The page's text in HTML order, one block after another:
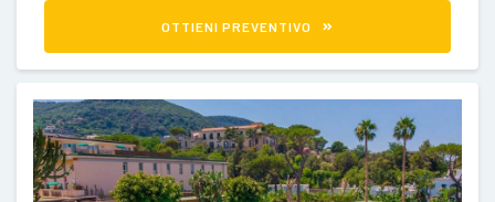
OTTIENI PREVENTIVO